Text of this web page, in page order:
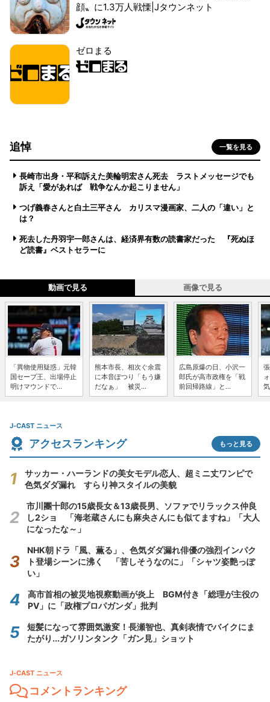
顔〟に1.3万人戦慄|Jタウンネット
ゼロまる
追悼 一覧を見る
長崎市出身・平和訴えた美輪明宏さん死去 ラストメッセージでも
訴え「愛があれば 戦争なんか起こりません」
つげ義春さんと白土三平さん カリスマ漫画家、二人の「違い」と
は？
死去した丹羽宇一郎さんは、経済界有数の読書家だった 『死ぬほ
ど読書』ベストセラーに
動画で見る 画像で見る
「異物使用疑惑」元韓
国セーブ王、出場停止
明けマウンドで...
熊本市長、相次ぐ余震
に本音ぽつり「もう嫌
だなぁ」 被災...
広島原爆の日、小沢一
郎氏が高市政権を「戦
前回帰路線」と...
J-CAST ニュース
アクセスランキング もっと見る
サッカー・ハーランドの美女モデル恋人、超ミニ丈ワンピで
色気ダダ漏れ すらり神スタイルの美貌
市川團十郎の15歳長女＆13歳長男、ソファでリラックス仲良
し2ショ 「海老蔵さんにも麻央さんにも似てますね」「大人
になったな～」
NHK朝ドラ「風、薫る」、色気ダダ漏れ俳優の強烈インパク
ト登場シーンに沸く 「苦しそうなのに」「シャツ姿艶っぽ
い」
高市首相の被災地視察動画が炎上 BGM付き「総理が主役の
PV」に「政権プロパガンダ」批判
短髪になって雰囲気激変！長瀬智也、真剣表情でバイクにま
たがり...ガソリンタンク「ガン見」ショット
J-CAST ニュース
コメントランキング